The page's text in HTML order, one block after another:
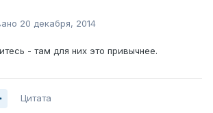
20 декабря, 2014
- там для них это привычнее.
Цитата